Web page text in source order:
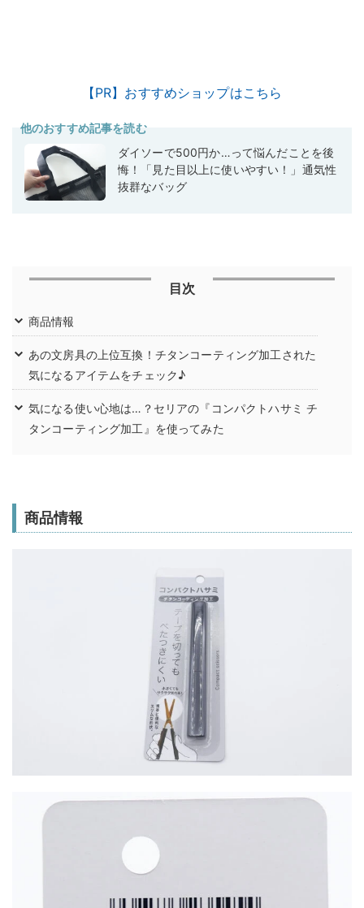
【PR】おすすめショップはこちら
他のおすすめ記事を読む
ダイソーで500円か…って悩んだことを後
悔！「見た目以上に使いやすい！」通気性
抜群なバッグ
目次
商品情報
あの文房具の上位互換！チタンコーティング加工された
気になるアイテムをチェック♪
気になる使い心地は…？セリアの『コンパクトハサミ チ
タンコーティング加工』を使ってみた
商品情報